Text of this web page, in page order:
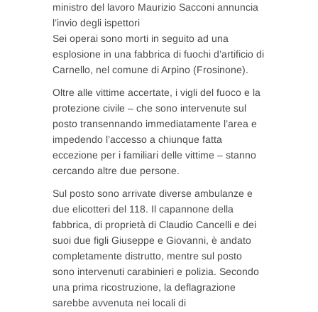
ministro del lavoro Maurizio Sacconi annuncia
l’invio degli ispettori
Sei operai sono morti in seguito ad una
esplosione in una fabbrica di fuochi d’artificio di
Carnello, nel comune di Arpino (Frosinone).
Oltre alle vittime accertate, i vigli del fuoco e la
protezione civile – che sono intervenute sul
posto transennando immediatamente l’area e
impedendo l’accesso a chiunque fatta
eccezione per i familiari delle vittime – stanno
cercando altre due persone.
Sul posto sono arrivate diverse ambulanze e
due elicotteri del 118. Il capannone della
fabbrica, di proprietà di Claudio Cancelli e dei
suoi due figli Giuseppe e Giovanni, è andato
completamente distrutto, mentre sul posto
sono intervenuti carabinieri e polizia. Secondo
una prima ricostruzione, la deflagrazione
sarebbe avvenuta nei locali di